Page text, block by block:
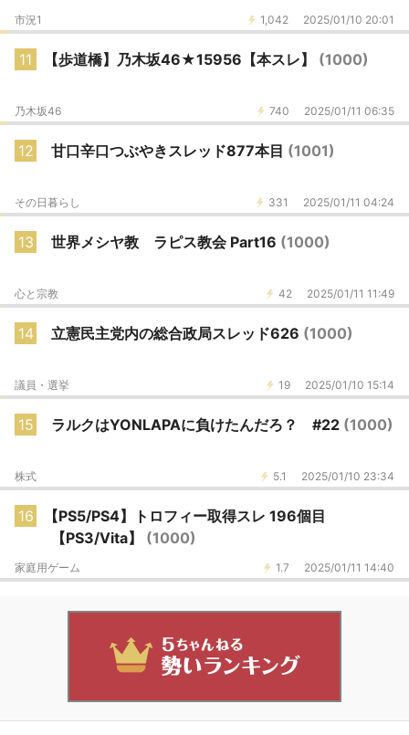
1,042 2025/01/10 20:01
市況1
11 【歩道橋】乃木坂46★15956【本スレ】 (1000)
740 2025/01/11 06:35
乃木坂46
12 甘口辛口つぶやきスレッド877本目 (1001)
331 2025/01/11 04:24
その日暮らし
13 世界メシヤ教 ラピス教会 Part16 (1000)
42 2025/01/11 11:49
心と宗教
14 立憲民主党内の総合政局スレッド626 (1000)
19 2025/01/10 15:14
議員・選挙
15 ラルクはYONLAPAに負けたんだろ？ #22 (1000)
5.1 2025/01/10 23:34
株式
16
【PS5/PS4】トロフィー取得スレ 196個目
【PS3/Vita】 (1000)
1.7 2025/01/11 14:40
家庭用ゲーム